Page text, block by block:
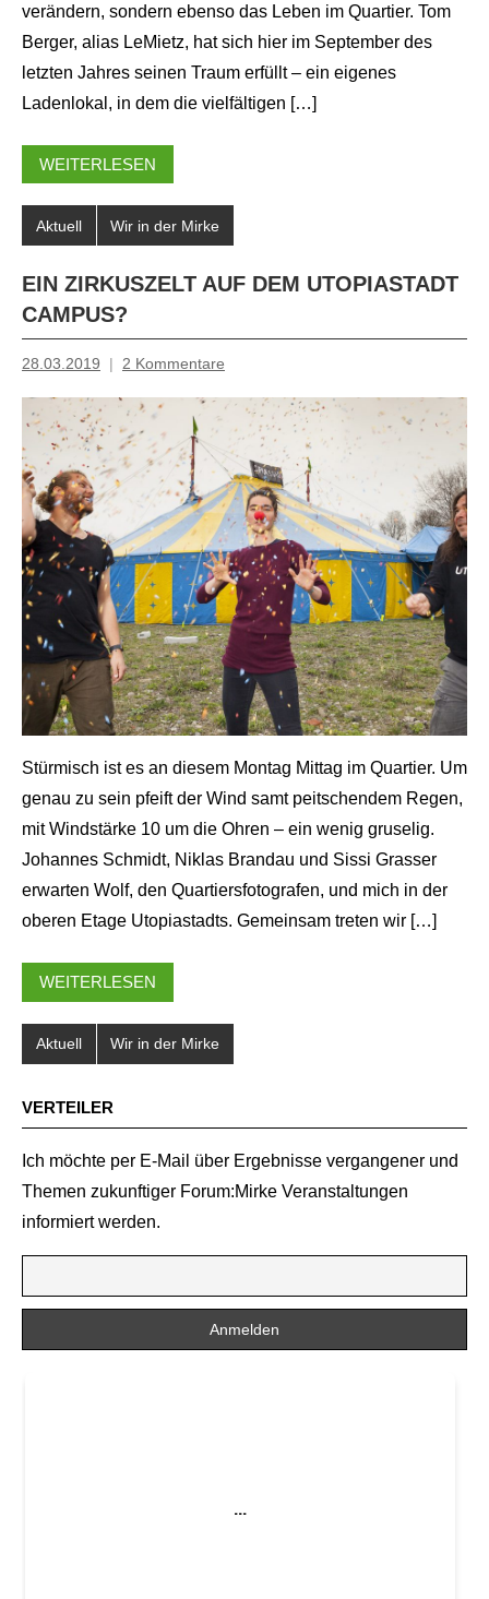
verändern, sondern ebenso das Leben im Quartier. Tom
Berger, alias LeMietz, hat sich hier im September des
letzten Jahres seinen Traum erfüllt – ein eigenes
Ladenlokal, in dem die vielfältigen […]
WEITERLESEN
Aktuell Wir in der Mirke
EIN ZIRKUSZELT AUF DEM UTOPIASTADT
CAMPUS?
28.03.2019
Mosche
2 Kommentare
shot by Wolf Sondermann
Stürmisch ist es an diesem Montag Mittag im Quartier. Um
genau zu sein pfeift der Wind samt peitschendem Regen,
mit Windstärke 10 um die Ohren – ein wenig gruselig.
Johannes Schmidt, Niklas Brandau und Sissi Grasser
erwarten Wolf, den Quartiersfotografen, und mich in der
oberen Etage Utopiastadts. Gemeinsam treten wir […]
WEITERLESEN
Aktuell Wir in der Mirke
VERTEILER
Ich möchte per E-Mail über Ergebnisse vergangener und
Themen zukunftiger Forum:Mirke Veranstaltungen
informiert werden.